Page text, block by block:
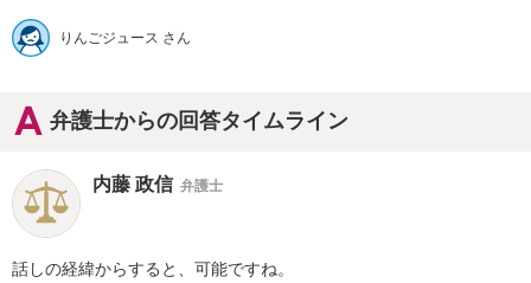
りんごジュース さん
弁護士からの回答タイムライン
内藤 政信 弁護士
話しの経緯からすると、可能ですね。